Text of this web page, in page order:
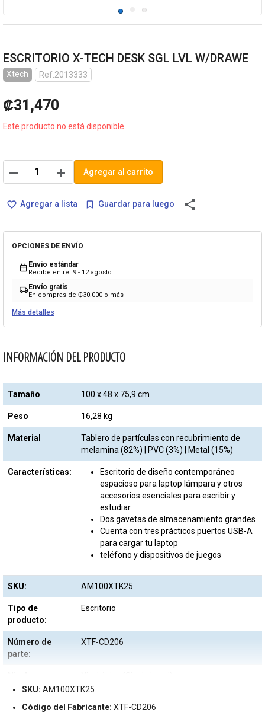
ESCRITORIO X-TECH DESK SGL LVL W/DRAWE
Xtech Ref.2013333
₡31,470
Este producto no está disponible.
remove add Agregar al carrito
favorite_border Agregar a lista bookmark_border Guardar para luego share
OPCIONES DE ENVÍO
calendar_month Envío estándar
Recibe entre: 9 - 12 agosto
local_shippingEnvío gratis
En compras de ₡30.000 o más
Más detalles
INFORMACIÓN DEL PRODUCTO
Tamaño 100 x 48 x 75,9 cm
Peso 16,28 kg
Material
Tablero de partículas con recubrimiento de
melamina (82%) | PVC (3%) | Metal (15%)
Características:
Escritorio de diseño contemporáneo
espacioso para laptop lámpara y otros
accesorios esenciales para escribir y
estudiar
Dos gavetas de almacenamiento grandes
Cuenta con tres prácticos puertos USB-A
para cargar tu laptop
teléfono y dispositivos de juegos
SKU: AM100XTK25
Tipo de
producto:
Escritorio
Número de
parte:
XTF-CD206
SKU: AM100XTK25
Código del Fabricante: XTF-CD206